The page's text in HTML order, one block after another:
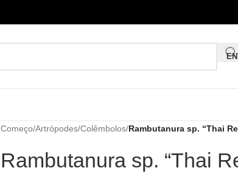
Começo/Artrópodes/Colêmbolos/Rambutanura sp. “Thai
Rambutanura sp. “Thai